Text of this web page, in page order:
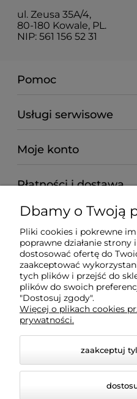
ul. Zeusa 35A/4,
80-180 Kowale, PL.
NIP: 561 156 52 31
Pomoc
Usługi serwisowe
Moje konto
Płatności i dostawa
Informacje
O nas
Wyposażenie Gastronomii
Sklep Gastronomiczny -
Gastronomicznego |
Dbamy o Twoją
Pliki cookies i pokrewne
poprawne działanie strony
dostosować ofertę do
zaakceptować
tych plików i przejść do
plików do swoich
"Dostosuj zgody".
Więcej o plikach cookies
prywatności.
zaakceptuj